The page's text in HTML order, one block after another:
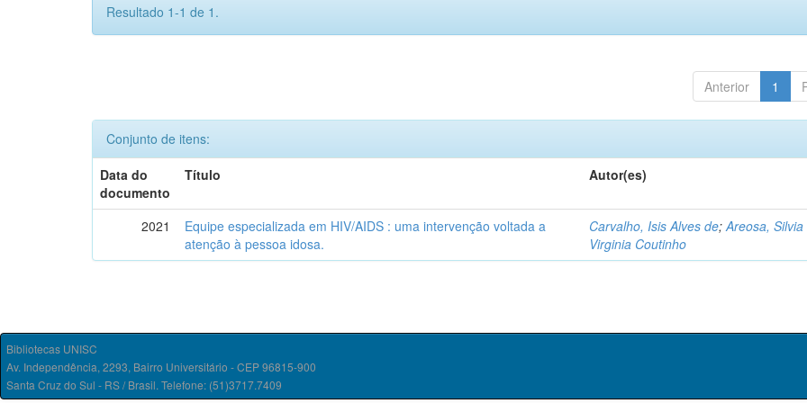
Resultado 1-1 de 1.
Anterior 1
Conjunto de itens:
Data do
documento
Título Autor(es)
2021
Equipe especializada em HIV/AIDS : uma intervenção voltada a
atenção à pessoa idosa.
Carvalho, Isis Alves de;Areosa, Silvia
Virginia Coutinho
Bibliotecas UNISC
Av. Independência, 2293, Bairro Universitário - CEP 96815-900
Santa Cruz do Sul - RS / Brasil. Telefone: (51)3717.7409